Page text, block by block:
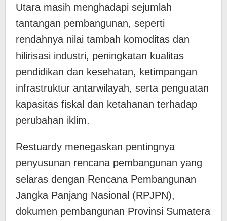
Utara masih menghadapi sejumlah
tantangan pembangunan, seperti
rendahnya nilai tambah komoditas dan
hilirisasi industri, peningkatan kualitas
pendidikan dan kesehatan, ketimpangan
infrastruktur antarwilayah, serta penguatan
kapasitas fiskal dan ketahanan terhadap
perubahan iklim.
Restuardy menegaskan pentingnya
penyusunan rencana pembangunan yang
selaras dengan Rencana Pembangunan
Jangka Panjang Nasional (RPJPN),
dokumen pembangunan Provinsi Sumatera